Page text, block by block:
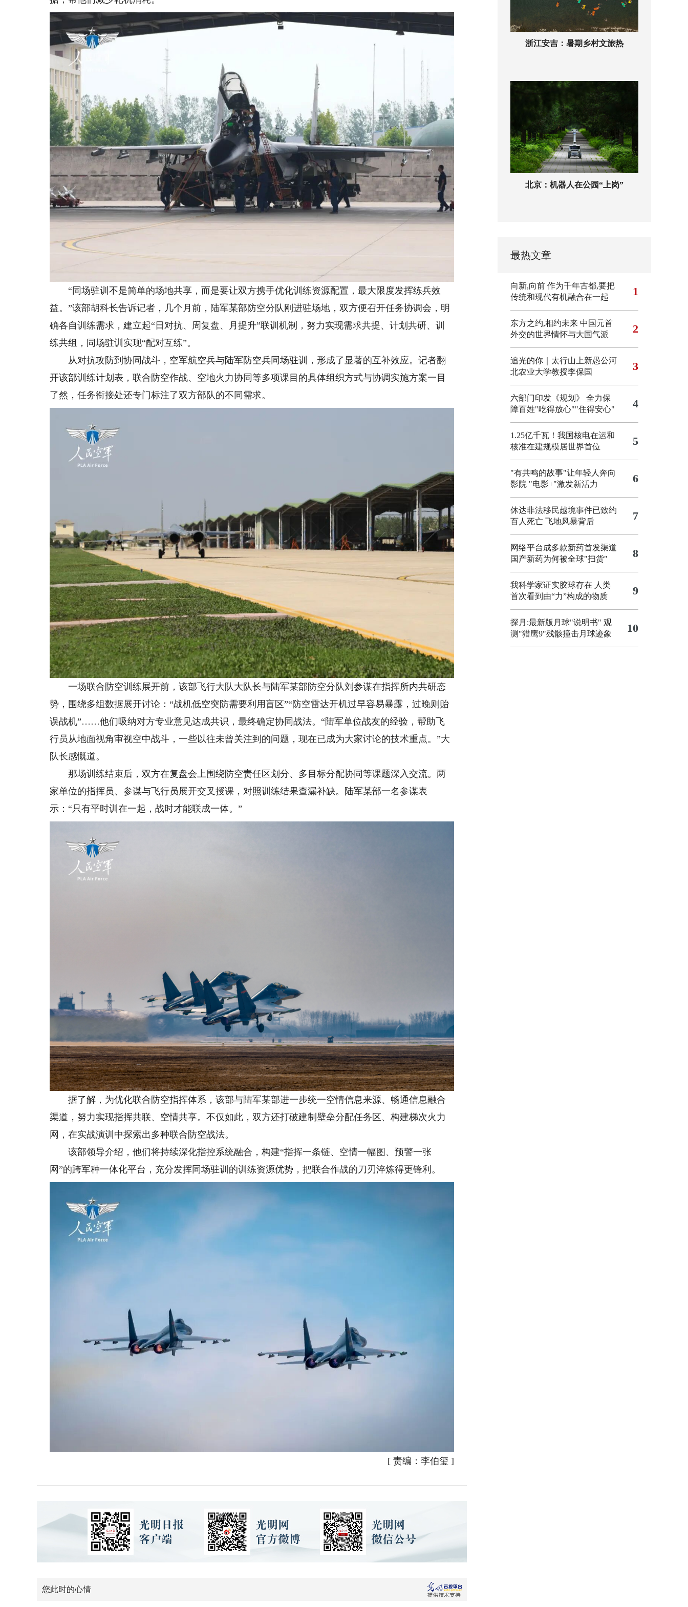
“同场驻训不是简单的场地共享，而是要让双方携手优化训练资源配置，最大限度发挥练兵效
益。”该部胡科长告诉记者，几个月前，陆军某部防空分队刚进驻场地，双方便召开任务协调会，明
确各自训练需求，建立起“日对抗、周复盘、月提升”联训机制，努力实现需求共提、计划共研、训
练共组，同场驻训实现“配对互练”。
从对抗攻防到协同战斗，空军航空兵与陆军防空兵同场驻训，形成了显著的互补效应。记者翻
开该部训练计划表，联合防空作战、空地火力协同等多项课目的具体组织方式与协调实施方案一目
了然，任务衔接处还专门标注了双方部队的不同需求。
一场联合防空训练展开前，该部飞行大队大队长与陆军某部防空分队刘参谋在指挥所内共研态
势，围绕多组数据展开讨论：“战机低空突防需要利用盲区”“防空雷达开机过早容易暴露，过晚则贻
误战机”……他们吸纳对方专业意见达成共识，最终确定协同战法。“陆军单位战友的经验，帮助飞
行员从地面视角审视空中战斗，一些以往未曾关注到的问题，现在已成为大家讨论的技术重点。”大
队长感慨道。
那场训练结束后，双方在‌复盘会上围绕防空责任区划分、多目标分配协同等课题深入交流。两
家单位的指挥员、参谋与飞行员展开交叉授课，对照训练结果查漏补缺。陆军某部一名参谋表
示：“只有平时训在一起，战时才能联成一体。”
据了解，为优化联合防空指挥体系，该部与陆军某部进一步统一空情信息来源、畅通信息融合
渠道，努力实现指挥共联、空情共享。不仅如此，双方还打破建制壁垒分配任务区、构建梯次火力
网，在实战演训中探索出多种联合防空战法。‌
该部领导介绍，他们将持续深化指控系统融合，构建“指挥一条链、空情一幅图、预警一张
网”的跨军种一体化平台，充分发挥同场驻训的训练资源优势，把联合作战的刀刃淬炼得更锋利。
[ 责编：李伯玺 ]
您此时的心情
浙江安吉：暑期乡村文旅热
北京：机器人在公园“上岗”
最热文章
向新,向前 作为千年古都,要把
传统和现代有机融合在一起
1
东方之约,相约未来 中国元首
外交的世界情怀与大国气派
2
追光的你｜太行山上新愚公河
北农业大学教授李保国
3
六部门印发《规划》 全力保
障百姓"吃得放心""住得安心"
4
1.25亿千瓦！我国核电在运和
核准在建规模居世界首位
5
"有共鸣的故事"让年轻人奔向
影院 "电影+"激发新活力 6
休达非法移民越境事件已致约
百人死亡 飞地风暴背后 7
网络平台成多款新药首发渠道
国产新药为何被全球"扫货"
8
我科学家证实胶球存在 人类
首次看到由“力”构成的物质
9
探月:最新版月球"说明书" 观
测"猎鹰9"残骸撞击月球迹象
10